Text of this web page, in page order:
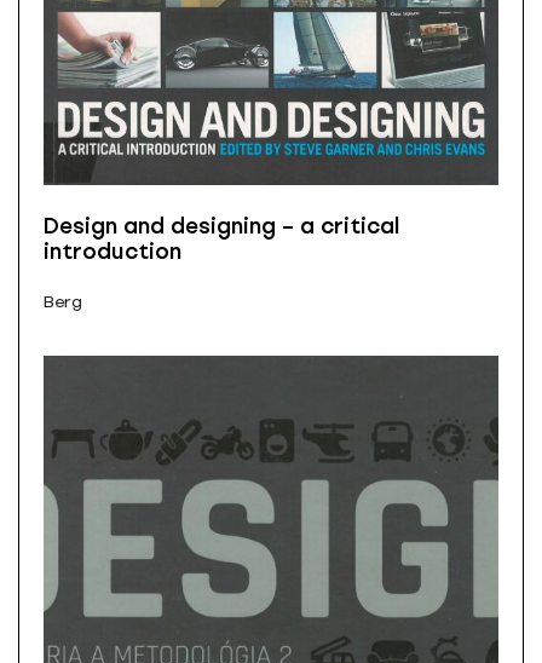
Design and designing – a critical
introduction
Berg